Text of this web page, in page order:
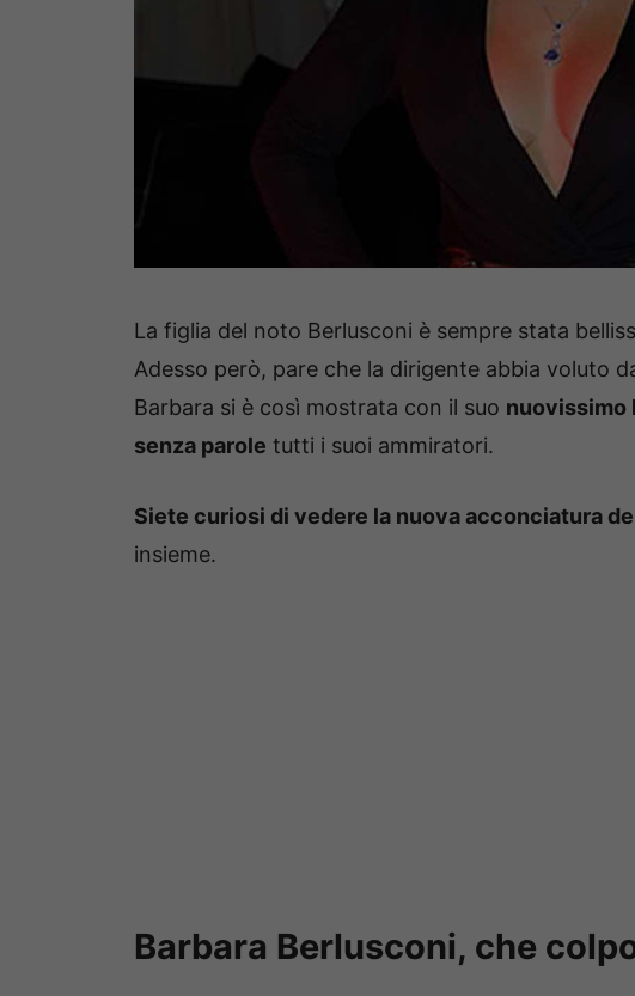
La figlia del noto Berlusconi è sempre stata
Adesso però, pare che la dirigente abbia voluto
Barbara si è così mostrata con il suo nuovissimo
senza parole tutti i suoi ammiratori.
Siete curiosi di vedere la nuova acconciatura
insieme.
Barbara Berlusconi, che